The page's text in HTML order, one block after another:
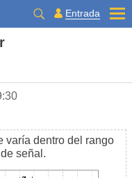
Entrada
varía dentro del rango
señal.